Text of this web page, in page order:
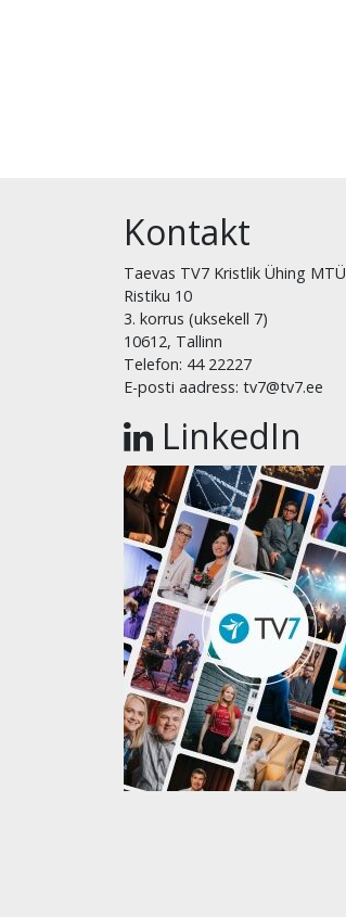
Kontakt
Taevas TV7 Kristlik Ühing MTÜ
Ristiku 10
3. korrus (uksekell 7)
10612, Tallinn
Telefon: 44 22227
E-posti aadress: tv7@tv7.ee
LinkedIn